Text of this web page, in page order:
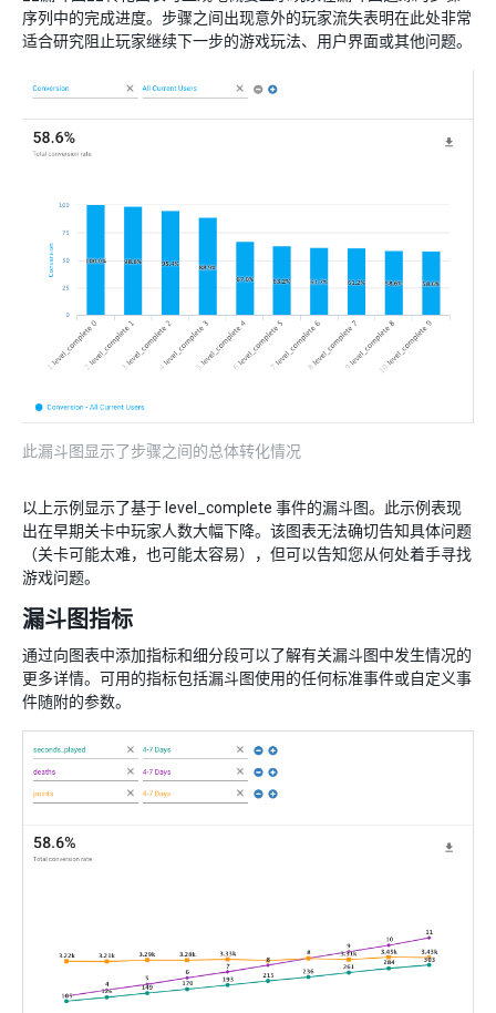
序列中的完成进度。步骤之间出现意外的玩家流失表明在此处非常
适合研究阻止玩家继续下一步的游戏玩法、用户界面或其他问题。
此漏斗图显示了步骤之间的总体转化情况
以上示例显示了基于 level_complete 事件的漏斗图。此示例表现
出在早期关卡中玩家人数大幅下降。该图表无法确切告知具体问题
（关卡可能太难，也可能太容易），但可以告知您从何处着手寻找
游戏问题。
漏斗图指标
通过向图表中添加指标和细分段可以了解有关漏斗图中发生情况的
更多详情。可用的指标包括漏斗图使用的任何标准事件或自定义事
件随附的参数。